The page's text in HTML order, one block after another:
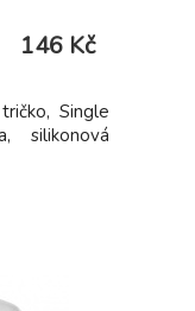
146 Kč
Single
silikonová